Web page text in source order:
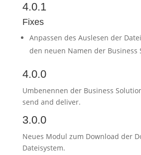
4.0.1
Fixes
Anpassen des Auslesen der
den neuen Namen der Business
4.0.0
Umbenennen der Business
send and deliver.
3.0.0
Neues Modul zum Download der
Dateisystem.